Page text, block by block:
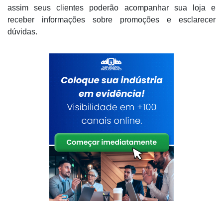
assim seus clientes poderão acompanhar sua loja e
receber informações sobre promoções e esclarecer
dúvidas.